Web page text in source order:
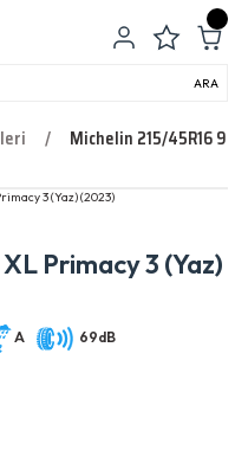
ARA
Michelin 215/45R16
Primacy 3 (Yaz)